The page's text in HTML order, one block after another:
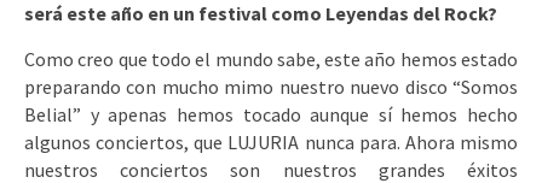
será este año en un festival como Leyendas del Rock?
Como creo que todo el mundo sabe, este año hemos estado
preparando con mucho mimo nuestro nuevo disco “Somos
Belial” y apenas hemos tocado aunque sí hemos hecho
algunos conciertos, que LUJURIA nunca para. Ahora mismo
nuestros conciertos son nuestros grandes éxitos